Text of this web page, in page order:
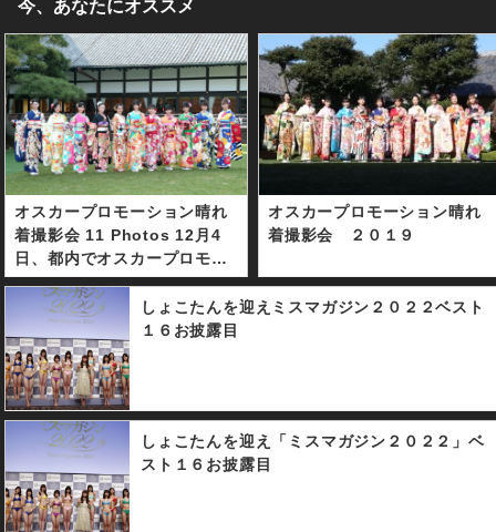
今、あなたにオススメ
オスカープロモーション晴れ
着撮影会 11 Photos 12月4
日、都内でオスカープロモー
ション所属タレント11人が晴
れ着撮影会を行った。 （左か
ら）是永瞳、川瀬莉子、井本
彩花、吉本実憂、岡田結実、
高橋ひかる、小芝風花、本田
望結、玉田志織、宮本茉由、
藤田ニコル
オスカープロモーション晴れ
着撮影会 ２０１９
しょこたんを迎えミスマガジン２０２２ベスト
１６お披露目
しょこたんを迎え「ミスマガジン２０２２」ベ
スト１６お披露目